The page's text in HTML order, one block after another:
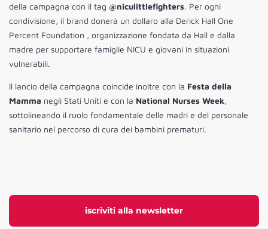
iscriviti alla newsletter
della campagna con il tag @niculittlefighters. Per ogni
condivisione, il brand donerà un dollaro alla Derick Hall One
Percent Foundation , organizzazione fondata da Hall e dalla
madre per supportare famiglie NICU e giovani in situazioni
vulnerabili.
Il lancio della campagna coincide inoltre con la Festa della
Mamma negli Stati Uniti e con la National Nurses Week,
sottolineando il ruolo fondamentale delle madri e del personale
sanitario nel percorso di cura dei bambini prematuri.